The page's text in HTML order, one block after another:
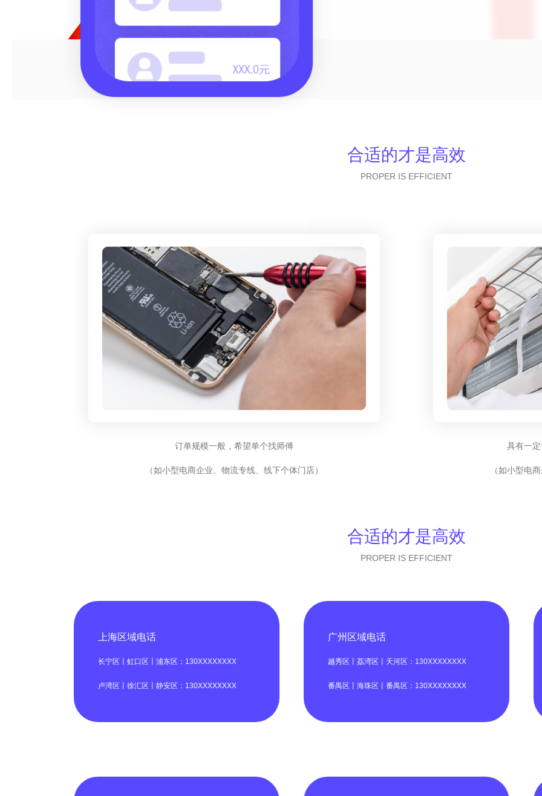
合适的才是高效
PROPER IS EFFICIENT
订单规模一般，希望单个找师傅
（如小型电商企业、物流专线、线下个体门店）
具有一
（如小型电
合适的才是高效
PROPER IS EFFICIENT
上海区域电话
长宁区丨虹口区丨浦东区：130XXXXXXXX
卢湾区丨徐汇区丨静安区：130XXXXXXXX
广州区域电话
越秀区丨荔湾区丨天河区：130XXXXXXXX
番禺区丨海珠区丨番禺区：130XXXXXXXX